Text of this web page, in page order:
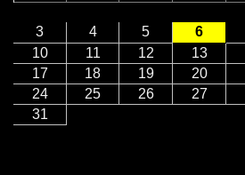
3
4 5 6
10
11 12 13
17
18 19 20
24
25 26 27
31